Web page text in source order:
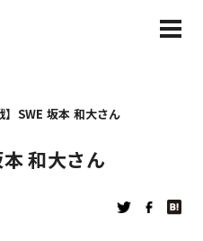
】SWE 坂本 和大さん
本 和大さん